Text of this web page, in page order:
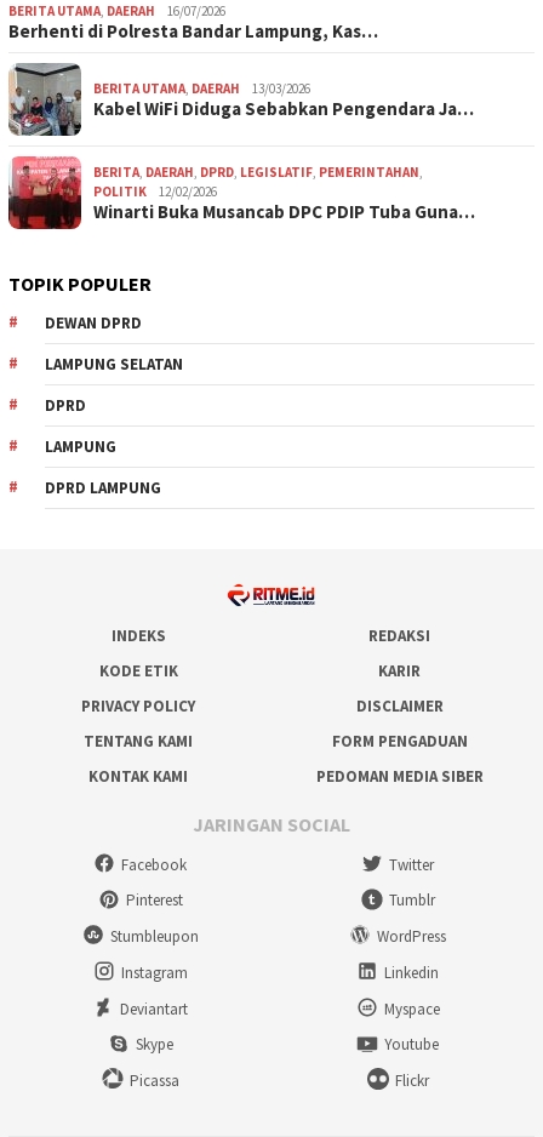
BERITA UTAMA DAERAH 16/07/2026
Berhenti di Polresta Bandar Lampung, Kas…
BERITA UTAMA DAERAH 13/03/2026
Kabel WiFi Diduga Sebabkan Pengendara Ja…
BERITA DAERAH DPRD LEGISLATIF PEMERINTAHAN
POLITIK
12/02/2026
Winarti Buka Musancab DPC PDIP Tuba Guna…
TOPIK POPULER
DEWAN DPRD
LAMPUNG SELATAN
DPRD
LAMPUNG
DPRD LAMPUNG
INDEKS
REDAKSI
KODE ETIK
KARIR
PRIVACY POLICY
DISCLAIMER
TENTANG KAMI
FORM PENGADUAN
KONTAK KAMI
PEDOMAN MEDIA SIBER
JARINGAN SOCIAL
Facebook
Twitter
Pinterest
Tumblr
Stumbleupon
WordPress
Instagram
Linkedin
Deviantart
Myspace
Skype
Youtube
Picassa
Flickr